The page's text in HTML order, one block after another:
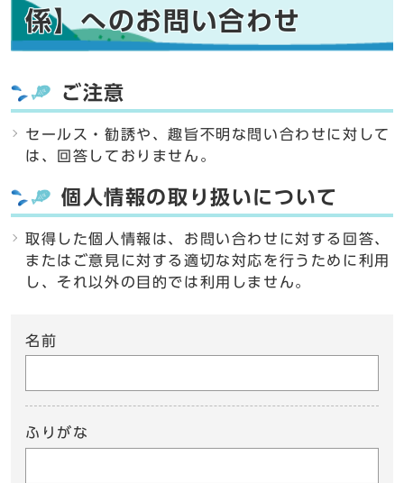
係】へのお問い合わせ
ご注意
セールス・勧誘や、趣旨不明な問い合わせに対して
は、回答しておりません。
個人情報の取り扱いについて
取得した個人情報は、お問い合わせに対する回答、
またはご意見に対する適切な対応を行うために利用
し、それ以外の目的では利用しません。
名前
ふりがな